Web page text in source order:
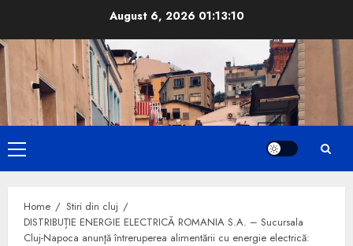
content
August 6, 2026 01:13:11
Primary
Menu
Home
Stiri din cluj
DISTRIBUȚIE ENERGIE ELECTRICĂ ROMANIA S.A. – Sucursala
Cluj-Napoca anunţă întreruperea alimentării cu energie electrică: